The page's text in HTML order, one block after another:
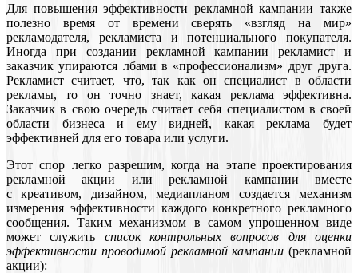
Для повышения эффективности рекламной кампании также
полезно время от времени сверять «взгляд на мир»
рекламодателя, рекламиста и потенциального покупателя.
Иногда при создании рекламной кампании рекламист и
заказчик упираются лбами в «профессионализм» друг друга.
Рекламист считает, что, так как он специалист в области
рекламы, то он точно знает, какая реклама эффективна.
Заказчик в свою очередь считает себя специалистом в своей
области бизнеса и ему видней, какая реклама будет
эффективней для его товара или услуги.
Этот спор легко разрешим, когда на этапе проектирования
рекламной акции или рекламной кампании вместе
с креативом, дизайном, медиапланом создается механизм
измерения эффективности каждого конкретного рекламного
сообщения. Таким механизмом в самом упрощенном виде
может служить список контрольных вопросов для оценки
эффективности проводимой рекламной кампании (рекламной
акции):